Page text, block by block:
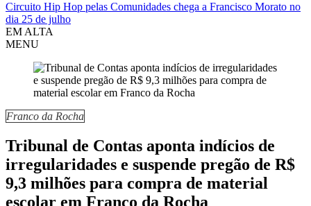
Circuito Hip Hop pelas Comunidades chega a Francisco Morato no
dia 25 de julho
EM ALTA
MENU
Franco da Rocha
Tribunal de Contas aponta indícios de
irregularidades e suspende pregão de R$
9,3 milhões para compra de material
escolar em Franco da Rocha